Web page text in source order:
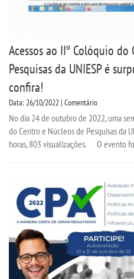
Acessos ao IIº Colóquio
Pesquisas da UNIESP é
confira!
Data: 26/10/2022 | Comentário
No dia 24 de outubro de 2022, uma
do Centro e Núcleos de Pesquisas da
horas, 803 visualizações. O evento